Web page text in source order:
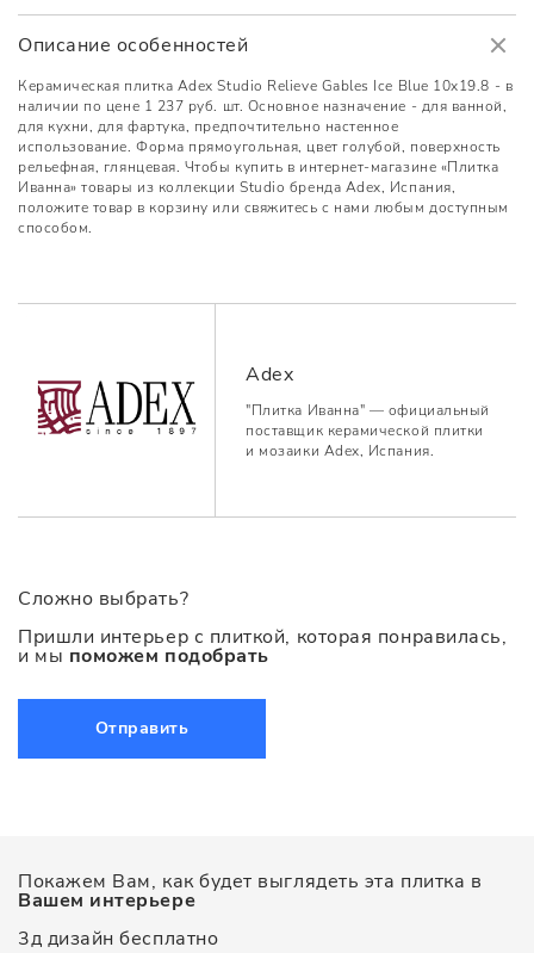
Описание особенностей
Керамическая плитка Adex Studio Relieve Gables Ice Blue 10x19.8 - в
наличии по цене 1 237 руб. шт. Основное назначение - для ванной,
для кухни, для фартука, предпочтительно настенное
использование. Форма прямоугольная, цвет голубой, поверхность
рельефная, глянцевая. Чтобы купить в интернет-магазине «Плитка
Иванна» товары из коллекции Studio бренда Adex, Испания,
положите товар в корзину или свяжитесь с нами любым доступным
способом.
Adex
"Плитка Иванна" — официальный
поставщик керамической плитки
и мозаики Adex, Испания.
Сложно выбрать?
Пришли интерьер с плиткой, которая понравилась,
и мы поможем подобрать
Отправить
Покажем Вам, как будет выглядеть эта плитка в
Вашем интерьере
3д дизайн бесплатно